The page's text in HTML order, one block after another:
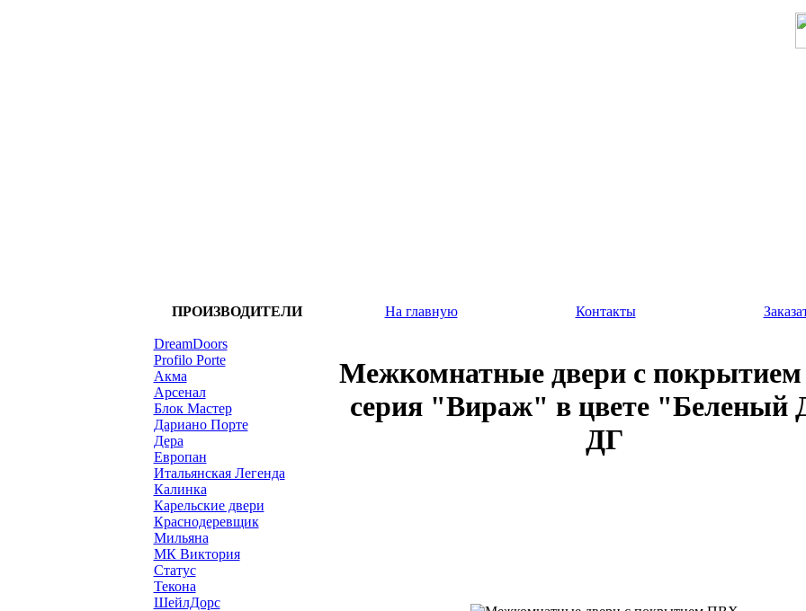
ПРОИЗВОДИТЕЛИ
DreamDoors
Profilo Porte
Акма
Арсенал
Блок Мастер
Дариано Порте
Дера
Европан
Итальянская Легенда
Калинка
Карельские двери
Краснодеревщик
Мильяна
МК Виктория
Статус
Текона
ШейлДорс
На главную Контакты
Межкомнатные двери с
серия "Вираж" в цвете "Беленый
ДГ